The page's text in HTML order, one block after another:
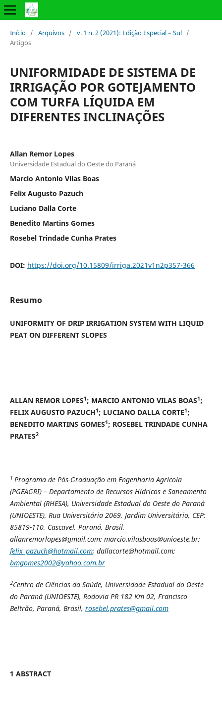
Início / Arquivos / v. 1 n. 2 (2021): Edição Especial – Sul /
Artigos
UNIFORMIDADE DE SISTEMA DE
IRRIGAÇÃO POR GOTEJAMENTO
COM TURFA LÍQUIDA EM
DIFERENTES INCLINAÇÕES
Allan Remor Lopes
Universidade Estadual do Oeste do Paraná
Marcio Antonio Vilas Boas
Felix Augusto Pazuch
Luciano Dalla Corte
Benedito Martins Gomes
Rosebel Trindade Cunha Prates
DOI: https://doi.org/10.15809/irriga.2021v1n2p357-366
Resumo
UNIFORMITY OF DRIP IRRIGATION SYSTEM WITH LIQUID
PEAT ON DIFFERENT SLOPES
ALLAN REMOR LOPES1; MARCIO ANTONIO VILAS BOAS1;
FELIX AUGUSTO PAZUCH1; LUCIANO DALLA CORTE1;
BENEDITO MARTINS GOMES1; ROSEBEL TRINDADE CUNHA
PRATES2
1 Programa de Pós-Graduação em Engenharia Agrícola
(PGEAGRI) – Departamento de Recursos Hídricos e Saneamento
Ambiental (RHESA), Universidade Estadual do Oeste do Paraná
(UNIOESTE), Rua Universitária 2069, Jardim Universitário, CEP:
85819-110, Cascavel, Paraná, Brasil,
allanremorlopes@gmail.com; marcio.vilasboas@unioeste.br;
felix_pazuch@hotmail.com; dallacorte@hotmail.com;
bmgomes2002@yahoo.com.br
2Centro de Ciências da Saúde, Universidade Estadual do Oeste
do Paraná (UNIOESTE), Rodovia PR 182 Km 02, Francisco
Beltrão, Paraná, Brasil, rosebel.prates@gmail.com
1 ABSTRACT